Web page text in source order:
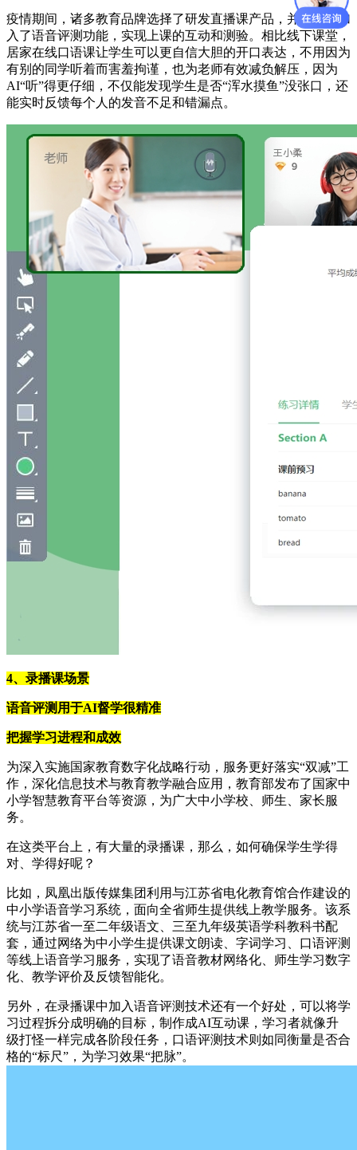
疫情期间，诸多教育品牌选择了研发直播课产品，并在其中加
入了语音评测功能，实现上课的互动和测验。相比线下课堂，
居家在线口语课让学生可以更自信大胆的开口表达，不用因为
有别的同学听着而害羞拘谨，也为老师有效减负解压，因为
AI“听”得更仔细，不仅能发现学生是否“浑水摸鱼”没张口，还
能实时反馈每个人的发音不足和错漏点。
4、录播课场景
语音评测用于AI督学很精准
把握学习进程和成效
为深入实施国家教育数字化战略行动，服务更好落实“双减”工
作，深化信息技术与教育教学融合应用，教育部发布了国家中
小学智慧教育平台等资源，为广大中小学校、师生、家长服
务。
在这类平台上，有大量的录播课，那么，如何确保学生学得
对、学得好呢？
比如，凤凰出版传媒集团利用与江苏省电化教育馆合作建设的
中小学语音学习系统，面向全省师生提供线上教学服务。该系
统与江苏省一至二年级语文、三至九年级英语学科教科书配
套，通过网络为中小学生提供课文朗读、字词学习、口语评测
等线上语音学习服务，实现了语音教材网络化、师生学习数字
化、教学评价及反馈智能化。
另外，在录播课中加入语音评测技术还有一个好处，可以将学
习过程拆分成明确的目标，制作成AI互动课，学习者就像升
级打怪一样完成各阶段任务，口语评测技术则如同衡量是否合
格的“标尺”，为学习效果“把脉”。